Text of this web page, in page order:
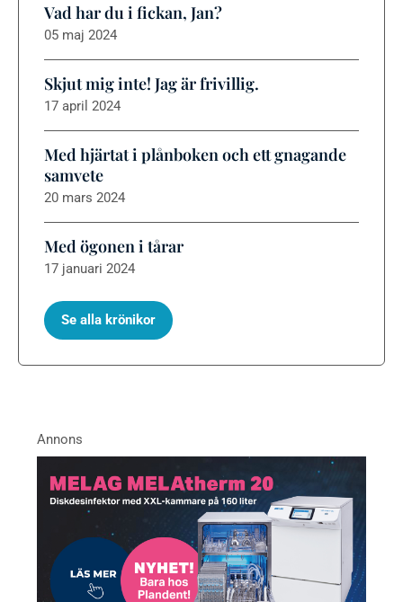
Vad har du i fickan, Jan?
05 maj 2024
Skjut mig inte! Jag är frivillig.
17 april 2024
Med hjärtat i plånboken och ett gnagande
samvete
20 mars 2024
Med ögonen i tårar
17 januari 2024
Se alla krönikor